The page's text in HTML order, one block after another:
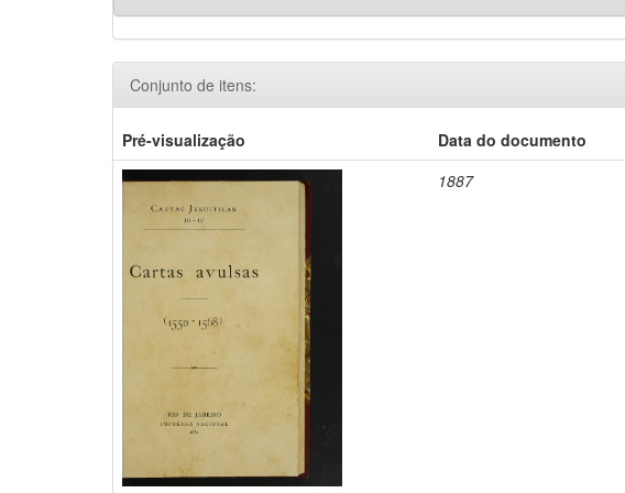
Conjunto de itens:
Pré-visualização Data do documento
1887